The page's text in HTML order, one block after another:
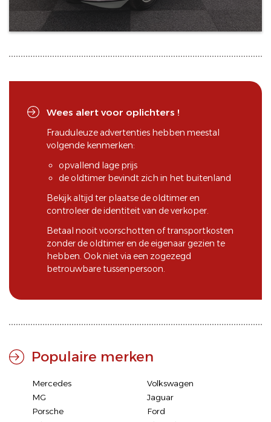
Wees alert voor oplichters !
Frauduleuze advertenties hebben meestal
volgende kenmerken:
opvallend lage prijs
de oldtimer bevindt zich in het buitenland
Bekijk altijd ter plaatse de oldtimer en
controleer de identiteit van de verkoper.
Betaal nooit voorschotten of transportkosten
zonder de oldtimer en de eigenaar gezien te
hebben. Ook niet via een zogezegd
betrouwbare tussenpersoon.
Populaire merken
Mercedes
Volkswagen
MG
Jaguar
Porsche
Ford